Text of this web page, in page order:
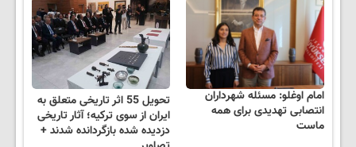
امام اوغلو: مسئله شهرداران
انتصابی تهدیدی برای همه
ماست
تحویل 55 اثر تاریخی متعلق به
ایران از سوی ترکیه؛ آثار تاریخی
دزدیده شده بازگردانده شدند +